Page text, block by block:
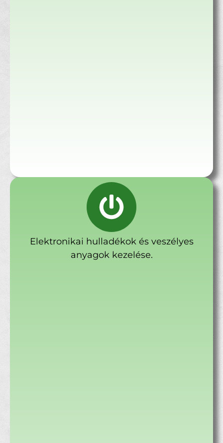
Elektronikai hulladékok és veszélyes
anyagok kezelése.